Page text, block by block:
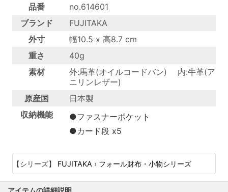
品番
no.614601
ブランド
FUJITAKA
外寸
幅10.5 x 高8.7 cm
重さ
40g
素材
外:馬革(オイルコードバン) 内:牛革(ア
ニリンレザー)
原産国
日本製
収納機能
●ファスナーポケット
●カード段 x5
【シリーズ】 FUJITAKA › フォール財布・小物シリーズ